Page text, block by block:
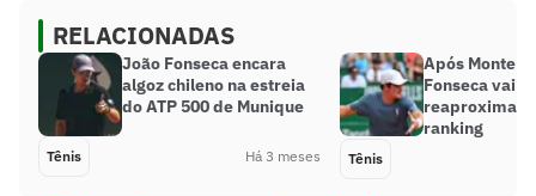
RELACIONADAS
João Fonseca encara
algoz chileno na estreia
do ATP 500 de Munique
Tênis Há 3 meses
Após Monte
Fonseca vai se
reaproximar
ranking
Tênis